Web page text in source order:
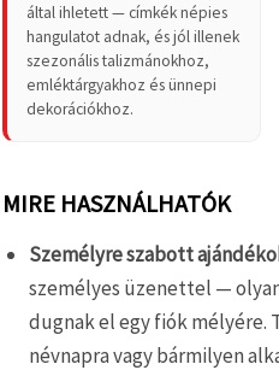
által ihletett — címkék népies
hangulatot adnak, és jól illenek
szezonális talizmánokhoz,
emléktárgyakhoz és ünnepi
dekorációkhoz.
MIRE HASZNÁLHATÓK
Személyre szabott
személyes üzenettel —
dugnak el egy fiók mélyére.
névnapra vagy bármilyen